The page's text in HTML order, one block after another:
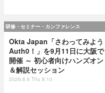
研修・セミナー・カンファレンス
Okta Japan「さわってみよう
Auth0！」を9月11日に大阪で
開催 ～ 初心者向けハンズオン
＆解説セッション
2026.8.6 Thu 8:10